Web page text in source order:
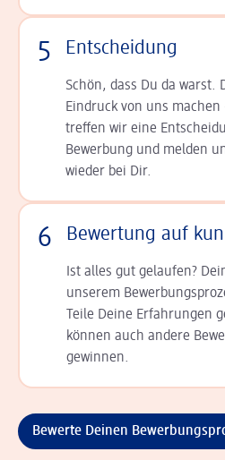
5 Entscheidung
Schön, dass Du da warst.
Ein­druck von uns
tref­fen wir eine
Bewerbung und melden
wieder bei Dir.
6 Bewertung auf
Ist alles gut gelaufen?
unserem
Teile Deine Erfahrungen
können auch andere
gewinnen.
Bewerte Deinen